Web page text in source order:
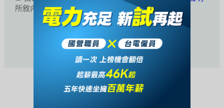
所敘內容。